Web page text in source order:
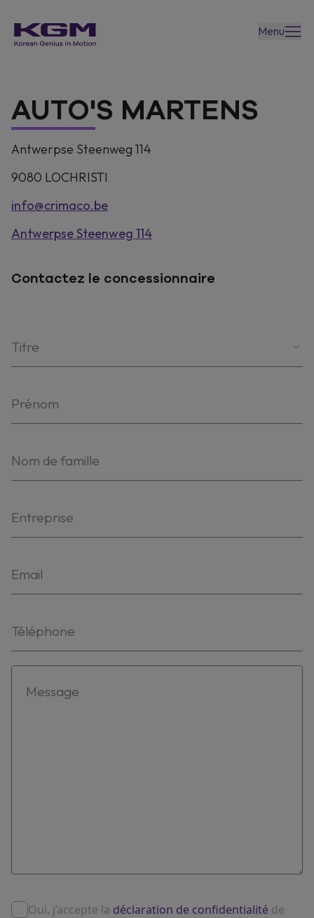
Menu
AUTO'S MARTENS
Antwerpse Steenweg 114
9080 LOCHRISTI
info@crimaco.be
Antwerpse Steenweg 114
Contactez le concessionnaire
Titre
Oui, j’accepte la déclaration de confidentialité de